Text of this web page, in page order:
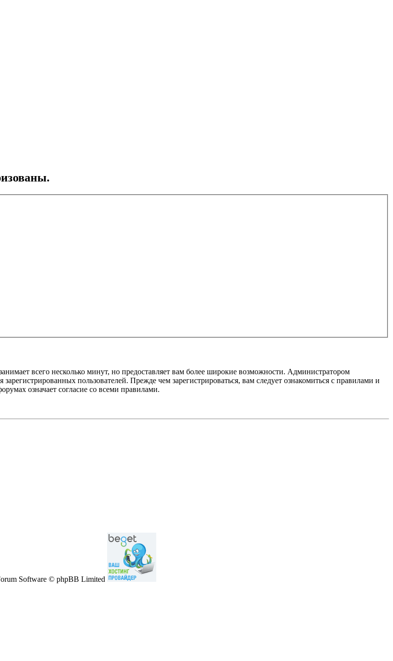
всего несколько минут, но предоставляет вам более широкие возможности. Администратором
пользователей. Прежде чем зарегистрироваться, вам следует ознакомиться с правилами и
означает согласие со всеми правилами.
Software © phpBB Limited